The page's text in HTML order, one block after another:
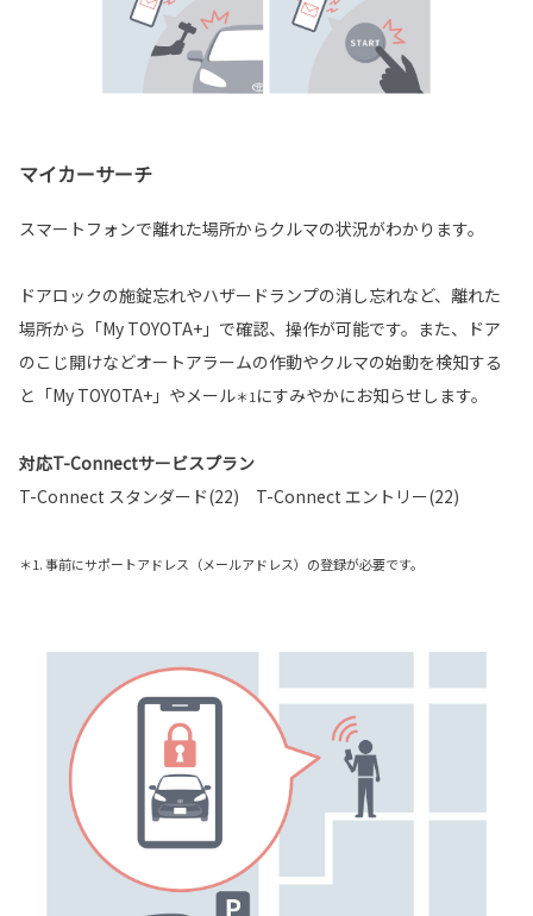
マイカーサーチ
スマートフォンで離れた場所からクルマの状況がわかります。
ドアロックの施錠忘れやハザードランプの消し忘れなど、離れた
場所から「My TOYOTA+」で確認、操作が可能です。また、ドア
のこじ開けなどオートアラームの作動やクルマの始動を検知する
と「My TOYOTA+」やメール＊1にすみやかにお知らせします。
対応T-Connectサービスプラン
T-Connect スタンダード(22) T-Connect エントリー(22)
＊1. 事前にサポートアドレス（メールアドレス）の登録が必要です。